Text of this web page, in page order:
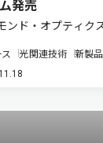
発売
ンド・オプティク
た（製品ページ）
のテストとキャリ
光関連技術 新製品